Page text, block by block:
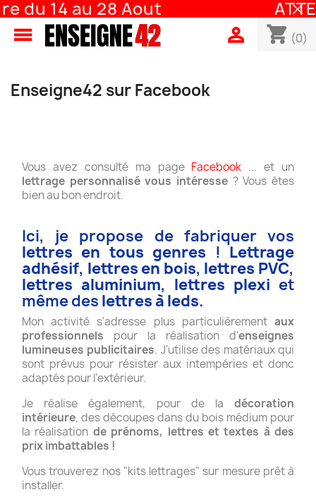
du 14 au 28 Aout
 shopping_cart (0)

Enseigne42 sur Facebook
Vous avez consulté ma page Facebook ... et un
lettrage personnalisé vous intéresse ? Vous êtes
bien au bon endroit.
Ici, je propose de fabriquer vos
lettres en tous genres ! Lettrage
adhésif, lettres en bois, lettres PVC,
lettres aluminium, lettres plexi et
même des lettres à leds.
Mon activité s'adresse plus particulièrement aux
professionnels pour la réalisation d'enseignes
lumineuses publicitaires. J'utilise des matériaux qui
sont prévus pour résister aux intempéries et donc
adaptés pour l'extérieur.
Je réalise également, pour de la décoration
intérieure, des découpes dans du bois médium pour
la réalisation de prénoms, lettres et textes à des
prix imbattables !
Vous trouverez nos "kits lettrages" sur mesure prêt à
installer.